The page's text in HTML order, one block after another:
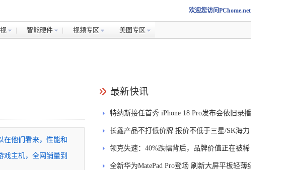
欢迎您访问PChome.net
智能硬件 视频专区 美图专区
在他们看来，性能和
戏主机，全网销量到
最新快讯
特纳斯接任首秀 iPhone 18 Pro发布会依旧录播
长鑫产品不打低价牌 报价不低于三星/SK海力
士
领克失速：40%跌幅背后，品牌价值正在被稀
释
全新华为MatePad Pro登场 刷新大屏平板轻薄纪